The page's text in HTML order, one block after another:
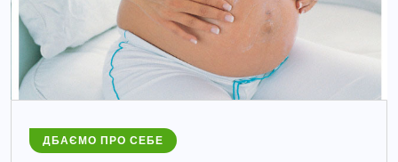
ДБАЄМО ПРО СЕБЕ